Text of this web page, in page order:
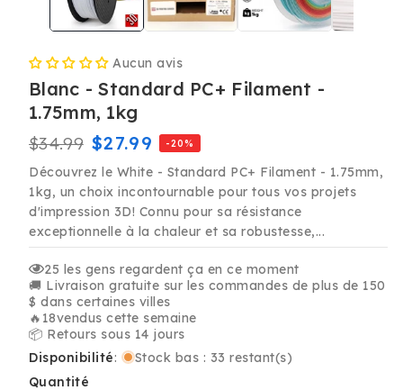
modale
Aucun avis
Blanc - Standard PC+ Filament -
1.75mm, 1kg
Prix
habituel
$34.99 Prix
promotionnel
$27.99 -20%
Découvrez le White - Standard PC+ Filament - 1.75mm,
1kg, un choix incontournable pour tous vos projets
d'impression 3D! Connu pour sa résistance
exceptionnelle à la chaleur et sa robustesse,...
25 les gens regardent ça en ce moment
🚚 Livraison gratuite sur les commandes de plus de 150
$ dans certaines villes
🔥 18vendus cette semaine
📦 Retours sous 14 jours
Disponibilité:
Stock bas : 33 restant(s)
Quantité